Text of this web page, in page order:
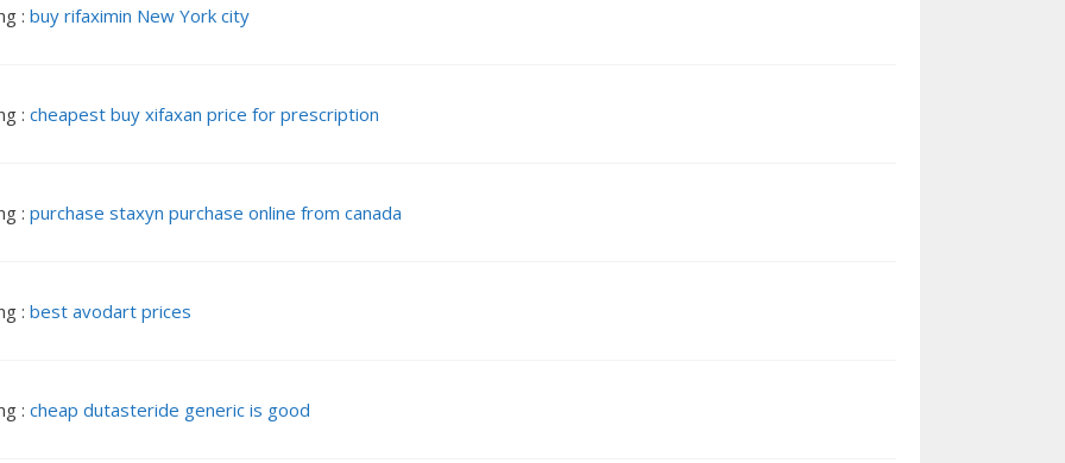
: buy rifaximin New York city
: cheapest buy xifaxan price for prescription
: purchase staxyn purchase online from canada
: best avodart prices
: cheap dutasteride generic is good